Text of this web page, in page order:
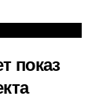
показ